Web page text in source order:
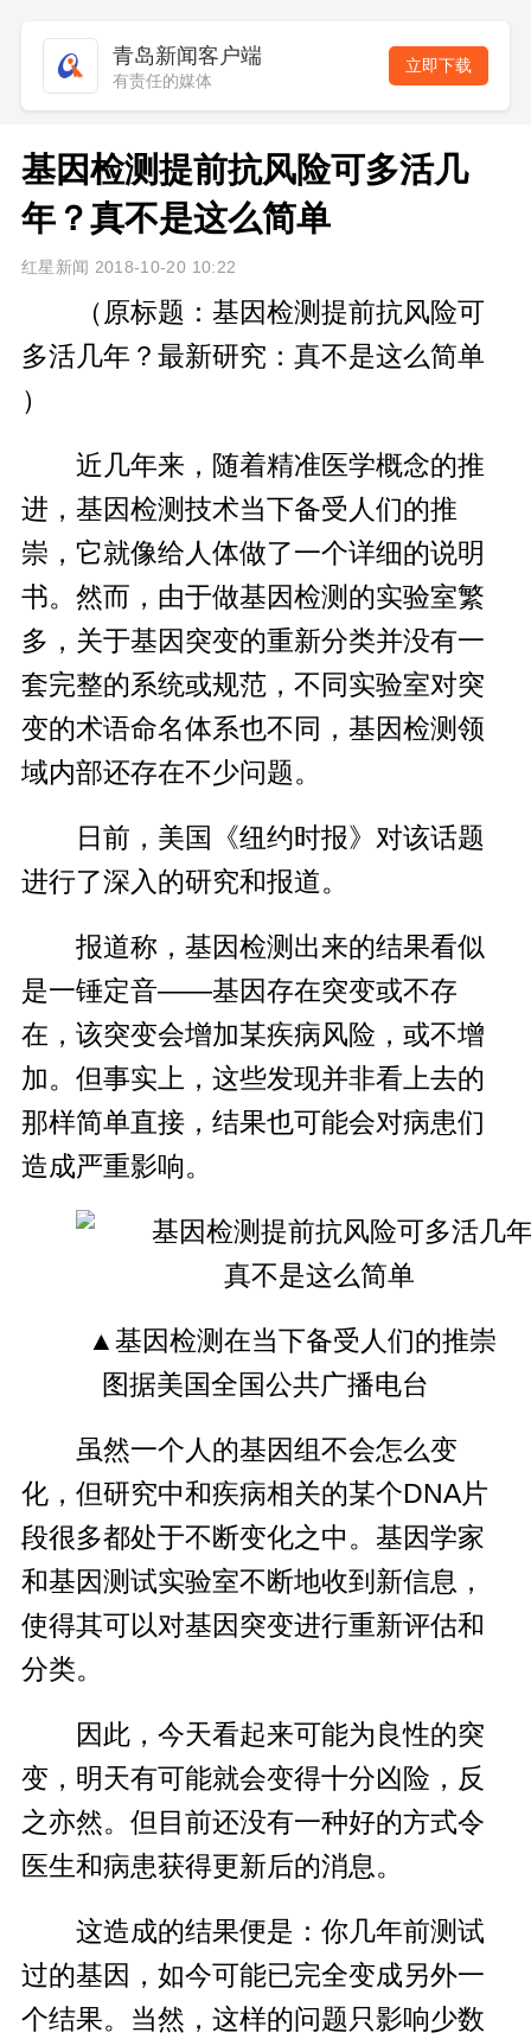
青岛新闻客户端
有责任的媒体
立即下载
基因检测提前抗风险可多活几
年？真不是这么简单
红星新闻 2018-10-20 10:22
（原标题：基因检测提前抗风险可
多活几年？最新研究：真不是这么简单
）
近几年来，随着精准医学概念的推
进，基因检测技术当下备受人们的推
崇，它就像给人体做了一个详细的说明
书。然而，由于做基因检测的实验室繁
多，关于基因突变的重新分类并没有一
套完整的系统或规范，不同实验室对突
变的术语命名体系也不同，基因检测领
域内部还存在不少问题。
日前，美国《纽约时报》对该话题
进行了深入的研究和报道。
报道称，基因检测出来的结果看似
是一锤定音——基因存在突变或不存
在，该突变会增加某疾病风险，或不增
加。但事实上，这些发现并非看上去的
那样简单直接，结果也可能会对病患们
造成严重影响。
▲基因检测在当下备受人们的推崇
图据美国全国公共广播电台
虽然一个人的基因组不会怎么变
化，但研究中和疾病相关的某个DNA片
段很多都处于不断变化之中。基因学家
和基因测试实验室不断地收到新信息，
使得其可以对基因突变进行重新评估和
分类。
因此，今天看起来可能为良性的突
变，明天有可能就会变得十分凶险，反
之亦然。但目前还没有一种好的方式令
医生和病患获得更新后的消息。
这造成的结果便是：你几年前测试
过的基因，如今可能已完全变成另外一
个结果。当然，这样的问题只影响少数